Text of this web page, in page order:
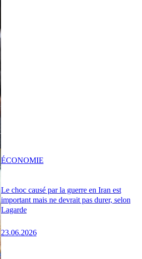
Le choc causé par la guerre en Iran est
important mais ne devrait pas durer, selon
Lagarde
23.06.2026
ÉCONOMIE